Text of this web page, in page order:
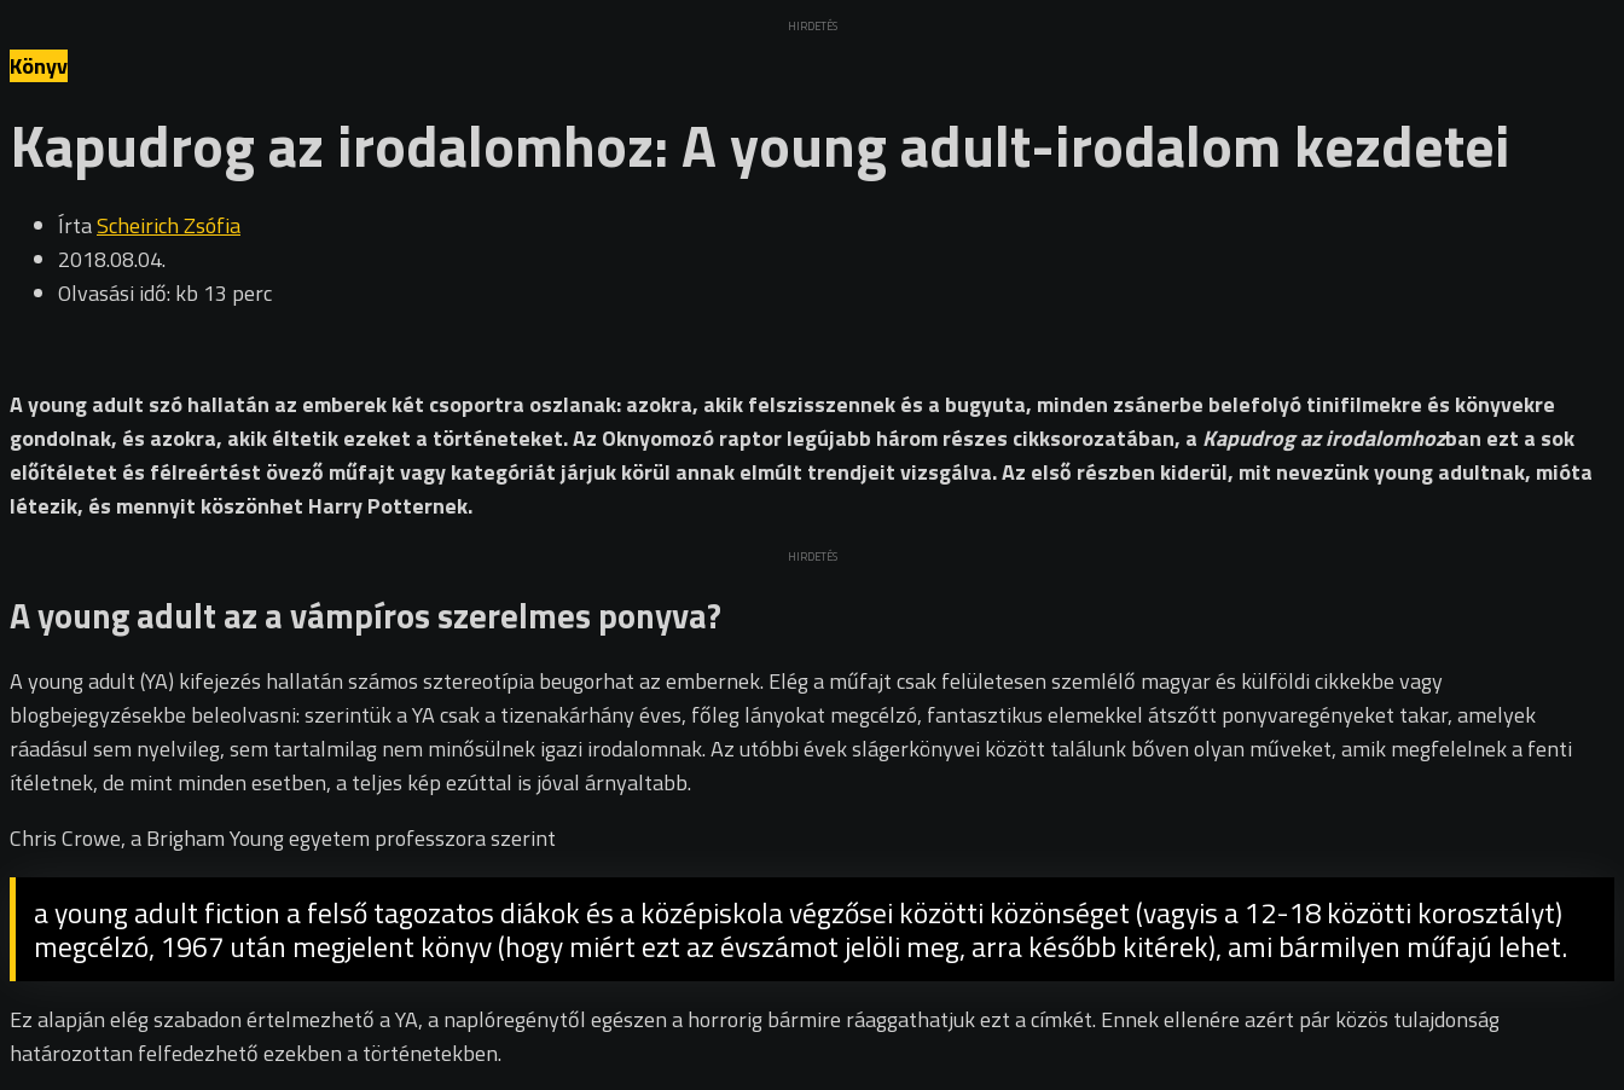
HIRDETÉS
Könyv
Kapudrog az irodalomhoz: A young adult-irodalom kezdetei
ÍrtaScheirich Zsófia
2018.08.04.
Olvasási idő: kb 13 perc
A young adult szó hallatán az emberek két csoportra oszlanak: azokra, akik felszisszennek és a bugyuta, minden zsánerbe belefolyó tinifilmekre és könyvekre
gondolnak, és azokra, akik éltetik ezeket a történeteket. Az Oknyomozó raptor legújabb három részes cikksorozatában, a Kapudrog az irodalomhozban ezt a sok
előítéletet és félreértést övező műfajt vagy kategóriát járjuk körül annak elmúlt trendjeit vizsgálva. Az első részben kiderül, mit nevezünk young adultnak, mióta
létezik, és mennyit köszönhet Harry Potternek.
HIRDETÉS
A young adult az a vámpíros szerelmes ponyva?
A young adult (YA) kifejezés hallatán számos sztereotípia beugorhat az embernek. Elég a műfajt csak felületesen szemlélő magyar és külföldi cikkekbe vagy
blogbejegyzésekbe beleolvasni: szerintük a YA csak a tizenakárhány éves, főleg lányokat megcélzó, fantasztikus elemekkel átszőtt ponyvaregényeket takar, amelyek
ráadásul sem nyelvileg, sem tartalmilag nem minősülnek igazi irodalomnak. Az utóbbi évek slágerkönyvei között találunk bőven olyan műveket, amik megfelelnek a fenti
ítéletnek, de mint minden esetben, a teljes kép ezúttal is jóval árnyaltabb.
Chris Crowe, a Brigham Young egyetem professzora szerint
a young adult fiction a felső tagozatos diákok és a középiskola végzősei közötti közönséget (vagyis a 12-18 közötti korosztályt)
megcélzó, 1967 után megjelent könyv (hogy miért ezt az évszámot jelöli meg, arra később kitérek), ami bármilyen műfajú lehet.
Ez alapján elég szabadon értelmezhető a YA, a naplóregénytől egészen a horrorig bármire ráaggathatjuk ezt a címkét. Ennek ellenére azért pár közös tulajdonság
határozottan felfedezhető ezekben a történetekben.